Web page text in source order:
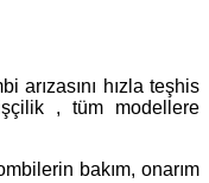
arızasını hızla teşhis
, tüm modellere
bakım, onarım